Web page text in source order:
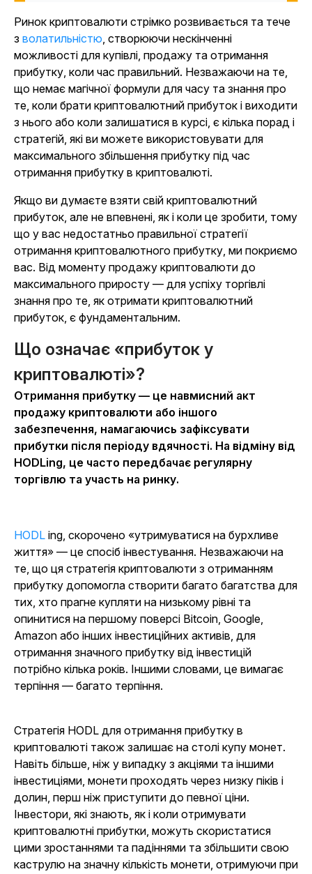
Ринок криптовалюти стрімко розвивається та тече
з волатильністю, створюючи нескінченні
можливості для купівлі, продажу та отримання
прибутку, коли час правильний. Незважаючи на те,
що немає магічної формули для часу та знання про
те, коли брати криптовалютний прибуток і виходити
з нього або коли залишатися в курсі, є кілька порад і
стратегій, які ви можете використовувати для
максимального збільшення прибутку під час
отримання прибутку в криптовалюті.
Якщо ви думаєте взяти свій криптовалютний
прибуток, але не впевнені, як і коли це зробити, тому
що у вас недостатньо правильної стратегії
отримання криптовалютного прибутку, ми покриємо
вас. Від моменту продажу криптовалюти до
максимального приросту — для успіху торгівлі
знання про те, як отримати криптовалютний
прибуток, є фундаментальним.
Що означає «прибуток у
криптовалюті»?
Отримання прибутку — це навмисний акт
продажу криптовалюти або іншого
забезпечення, намагаючись зафіксувати
прибутки після періоду вдячності. На відміну від
HODLing, це часто передбачає регулярну
торгівлю та участь на ринку.
HODL ing, скорочено «утримуватися на бурхливе
життя» — це спосіб інвестування. Незважаючи на
те, що ця стратегія криптовалюти з отриманням
прибутку допомогла створити багато багатства для
тих, хто прагне купляти на низькому рівні та
опинитися на першому поверсі Bitcoin, Google,
Amazon або інших інвестиційних активів, для
отримання значного прибутку від інвестицій
потрібно кілька років. Іншими словами, це вимагає
терпіння — багато терпіння.
Стратегія HODL для отримання прибутку в
криптовалюті також залишає на столі купу монет.
Навіть більше, ніж у випадку з акціями та іншими
інвестиціями, монети проходять через низку піків і
долин, перш ніж приступити до певної ціни.
Інвестори, які знають, як і коли отримувати
криптовалютні прибутки, можуть скористатися
цими зростаннями та падіннями та збільшити свою
каструлю на значну кількість монети, отримуючи при